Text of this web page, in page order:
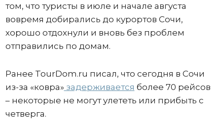
том, что туристы в июле и начале августа
вовремя добирались до курортов Сочи,
хорошо отдохнули и вновь без проблем
отправились по домам.
Ранее TourDom.ru писал, что сегодня в Сочи
из-за «ковра» задерживается более 70 рейсов
– некоторые не могут улететь или прибыть с
четверга.